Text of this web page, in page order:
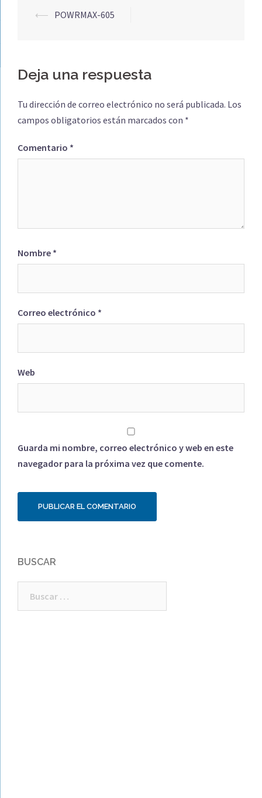
Navegación
⟵ POWRMAX-605
Deja una respuesta
Tu dirección de correo electrónico no será publicada. Los
campos obligatorios están marcados con *
Comentario *
Nombre *
Correo electrónico *
Web
Guarda mi nombre, correo electrónico y web en este
navegador para la próxima vez que comente.
BUSCAR